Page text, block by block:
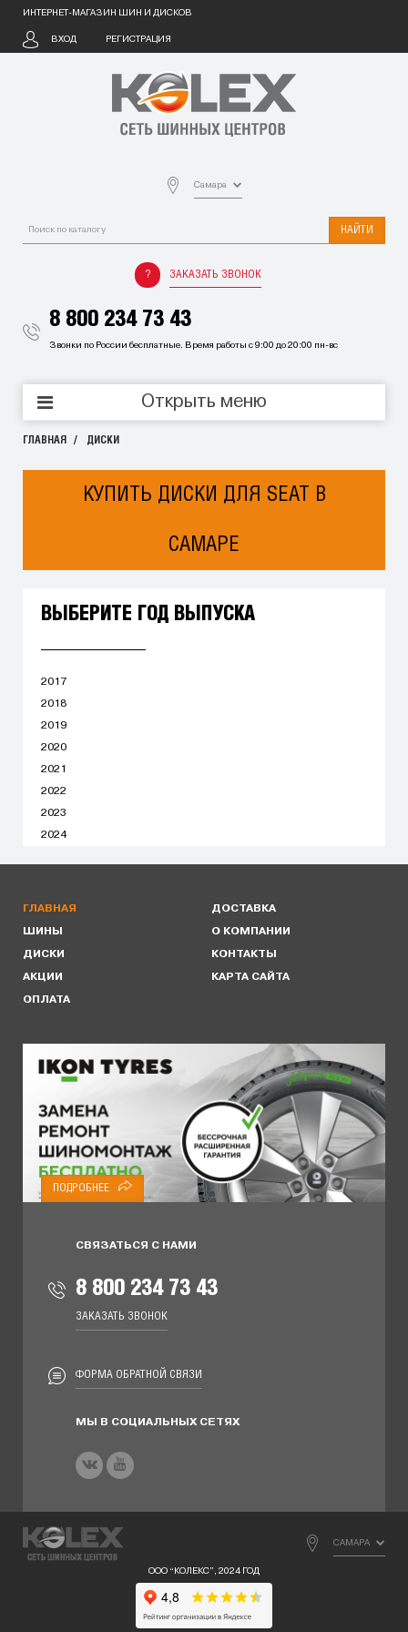
ИНТЕРНЕТ-МАГАЗИН ШИН И ДИСКОВ
ВХОД РЕГИСТРАЦИЯ
Самара
НАЙТИ
ЗАКАЗАТЬ ЗВОНОК
8 800 234 73 43
Звонки по России бесплатные. Время работы с 9:00 до 20:00 пн-вс
Открыть меню
ГЛАВНАЯ ДИСКИ
КУПИТЬ ДИСКИ ДЛЯ SEAT В
САМАРЕ
ВЫБЕРИТЕ ГОД ВЫПУСКА
2017
2018
2019
2020
2021
2022
2023
2024
ГЛАВНАЯ
ШИНЫ
ДИСКИ
АКЦИИ
ОПЛАТА
ДОСТАВКА
О КОМПАНИИ
КОНТАКТЫ
КАРТА САЙТА
ПОДРОБНЕЕ
СВЯЗАТЬСЯ С НАМИ
8 800 234 73 43
ЗАКАЗАТЬ ЗВОНОК
ФОРМА ОБРАТНОЙ СВЯЗИ
МЫ В СОЦИАЛЬНЫХ СЕТЯХ
САМАРА
ООО “КОЛЕКС”, 2024 ГОД